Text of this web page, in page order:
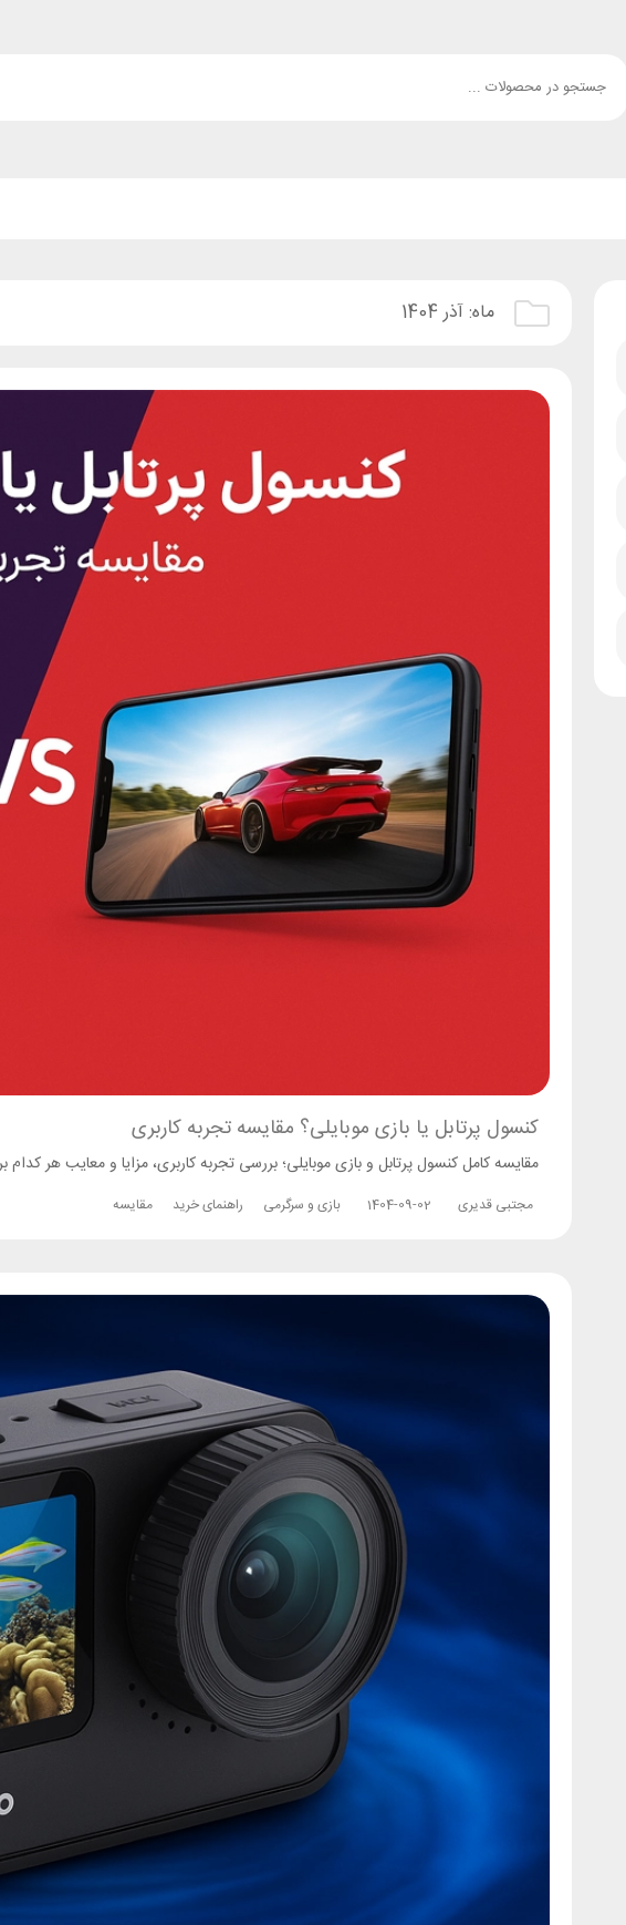
ماه:آذر 1404
کنسول پرتابل یا بازی موبایلی؟ مقایسه تجربه کاربری
مقایسه کامل کنسول پرتابل و بازی موبایلی؛ بررسی تجربه کاربری، مزایا و معایب هر کدام
مجتبی قدیری 1404-09-02 بازی و سرگرمی راهنمای خرید مقایسه